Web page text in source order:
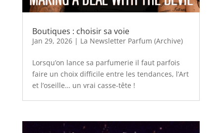
Boutiques : choisir sa voie
Jan 29, 2026| La Newsletter Parfum (Archive)
Lorsqu’on lance sa parfumerie il faut parfois
faire un choix difficile entre les tendances, l’Art
et l’oseille… un vrai casse-tête !